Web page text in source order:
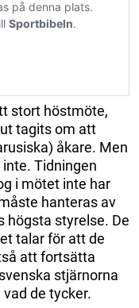
stort höstmöte,
tagits om att
åkare. Men
Tidningen
i mötet inte har
hanteras av
högsta styrelse. De
talar för att de
att fortsätta
stjärnorna
de tycker.